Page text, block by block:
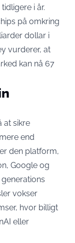
i år.
på omkring
dollar i
vurderer, at
kan nå 67
at sikre
end
den platform,
Google og
vokser
hvor billigt
eller